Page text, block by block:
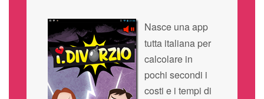
Nasce una app
tutta italiana per
calcolare in
pochi secondi i
costi e i tempi di